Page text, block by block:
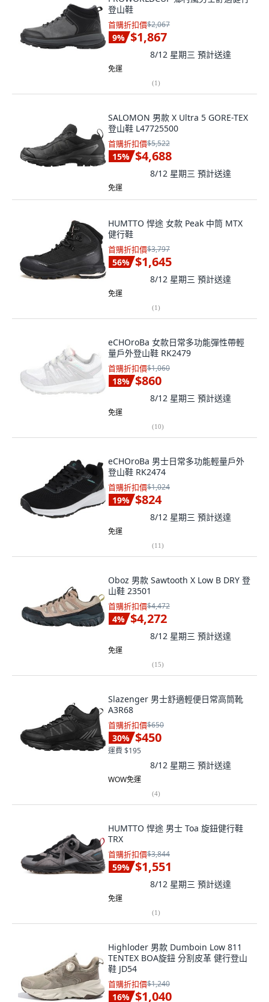
登山鞋
首購折扣價$2,067
9% $1,867
8/12 星期三 預計送達
免運
(1)
SALOMON 男款 X Ultra 5 GORE-TEX
登山鞋 L47725500
首購折扣價$5,522
15% $4,688
8/12 星期三 預計送達
免運
HUMTTO 悍途 女款 Peak 中筒 MTX
健行鞋
首購折扣價$3,797
56% $1,645
8/12 星期三 預計送達
免運
(1)
eCHOroBa 女款日常多功能彈性帶輕
量戶外登山鞋 RK2479
首購折扣價$1,060
18% $860
8/12 星期三 預計送達
免運
(10)
eCHOroBa 男士日常多功能輕量戶外
登山鞋 RK2474
首購折扣價$1,024
19% $824
8/12 星期三 預計送達
免運
(11)
Oboz 男款 Sawtooth X Low B DRY 登
山鞋 23501
首購折扣價$4,472
4% $4,272
8/12 星期三 預計送達
免運
(15)
Slazenger 男士舒適輕便日常高筒靴
A3R68
首購折扣價$650
30% $450
運費 $195
8/12 星期三 預計送達
WOW免運
(4)
HUMTTO 悍途 男士 Toa 旋鈕健行鞋
TRX
首購折扣價$3,844
59% $1,551
8/12 星期三 預計送達
免運
(1)
Highloder 男款 Dumboin Low 811
TENTEX BOA旋鈕 分割皮革 健行登山
鞋 JD54
首購折扣價$1,240
16% $1,040